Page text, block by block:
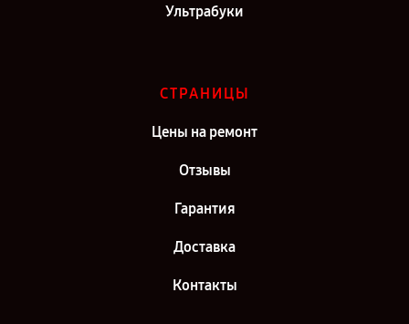
Ультрабуки
СТРАНИЦЫ
Цены на ремонт
Отзывы
Гарантия
Доставка
Контакты